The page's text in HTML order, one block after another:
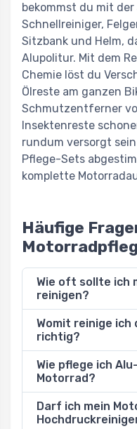
bekommst du mit
Schnellreiniger,
Sitzbank und Helm,
Alupolitur. Mit dem
Chemie löst du
Ölreste am ganzen
Schmutzentferner
Insektenreste
rundum versorgt
Pflege-Sets
komplette
Häufige
Wie oft sollte ich
reinigen?
Womit reinige
richtig?
Wie pflege ich
Motorrad?
Darf ich mein